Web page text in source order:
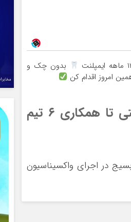
بدون چک و
امروز اقدام کن
طرح شهید سلیمانی در کوهبنان|از توزیع ۲۱۵۱ بسته معیشتی تا همکاری ۶ تیم
در کوهبنان|از توزیع ۲۱۵۱ بسته معیشتی تا همکاری ۶ تیم بسیج در اجرای واکسیناسیون